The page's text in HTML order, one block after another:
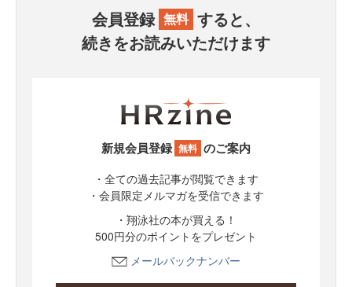
会員登録 無料 すると、
続きをお読みいただけます
新規会員登録 無料 のご案内
・全ての過去記事が閲覧できます
・会員限定メルマガを受信できます
・翔泳社の本が買える！
500円分のポイントをプレゼント
メールバックナンバー